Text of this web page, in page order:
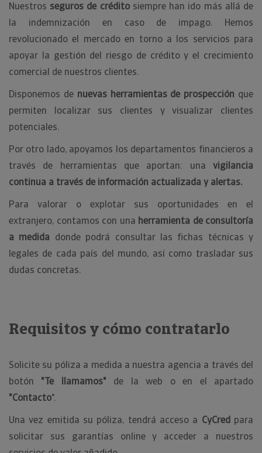
Nuestros seguros de créditosiempre han ido más allá de
la indemnización en caso de impago. Hemos
revolucionado el mercado en torno a los servicios para
apoyar la gestión del riesgo de crédito y el crecimiento
comercial de nuestros clientes.
Disponemos de nuevas herramientas de prospección que
permiten localizar sus clientes y visualizar clientes
potenciales.
Por otro lado, apoyamos los departamentos financieros a
través de herramientas que aportan: una vigilancia
continua a través de información actualizada y alertas.
Para valorar o explotar sus oportunidades en el
extranjero, contamos con una herramienta de consultoría
a medida donde podrá consultar las fichas técnicas y
legales de cada país del mundo, así como trasladar sus
dudas concretas.
Requisitos y cómo contratarlo
Solicite su póliza a medida a nuestra agencia a través del
botón "Te llamamos" de la web o en el apartado
"Contacto".
Una vez emitida su póliza, tendrá acceso a CyCred para
solicitar sus garantías online y acceder a nuestros